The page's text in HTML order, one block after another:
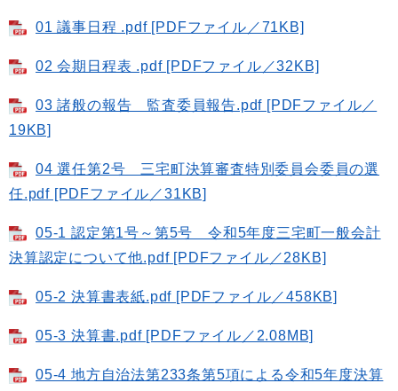
01 議事日程 .pdf [PDFファイル／71KB]
02 会期日程表 .pdf [PDFファイル／32KB]
03 諸般の報告 監査委員報告.pdf [PDFファイル／
19KB]
04 選任第2号 三宅町決算審査特別委員会委員の選
任.pdf [PDFファイル／31KB]
05-1 認定第1号～第5号 令和5年度三宅町一般会計
決算認定について他.pdf [PDFファイル／28KB]
05-2 決算書表紙.pdf [PDFファイル／458KB]
05-3 決算書.pdf [PDFファイル／2.08MB]
05-4 地方自治法第233条第5項による令和5年度決算